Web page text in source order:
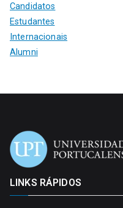
Candidatos
Estudantes
Internacionais
Alumni
LINKS RÁPIDOS